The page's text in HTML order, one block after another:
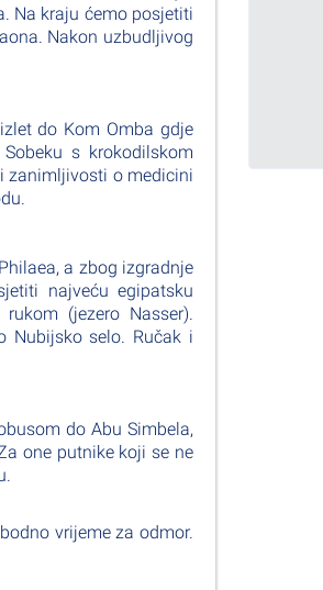
Na kraju ćemo posjetiti
Nakon uzbudljivog
do Kom Omba gdje
s krokodilskom
zanimljivosti o medicini
a zbog izgradnje
najveću egipatsku
(jezero Nasser).
Nubijsko selo. Ručak i
do Abu Simbela,
one putnike koji se ne
vrijeme za odmor.